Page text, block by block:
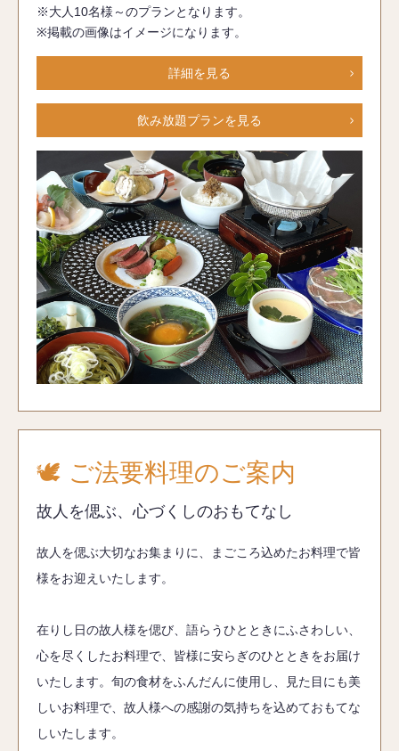
※大人10名様～のプランとなります。
※掲載の画像はイメージになります。
詳細を見る
飲み放題プランを見る
🕊 ご法要料理のご案内
故人を偲ぶ、心づくしのおもてなし
故人を偲ぶ大切なお集まりに、まごころ込めたお料理で皆
様をお迎えいたします。
在りし日の故人様を偲び、語らうひとときにふさわしい、
心を尽くしたお料理で、皆様に安らぎのひとときをお届け
いたします。旬の食材をふんだんに使用し、見た目にも美
しいお料理で、故人様への感謝の気持ちを込めておもてな
しいたします。